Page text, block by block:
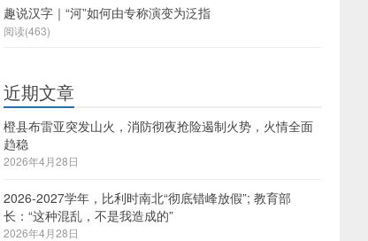
趣说汉字｜“河”如何由专称演变为泛指
阅读(463)
近期文章
橙县布雷亚突发山火，消防彻夜抢险遏制火势，火情全面
趋稳
2026年4月28日
2026-2027学年，比利时南北“彻底错峰放假”; 教育部
长：“这种混乱，不是我造成的”
2026年4月28日